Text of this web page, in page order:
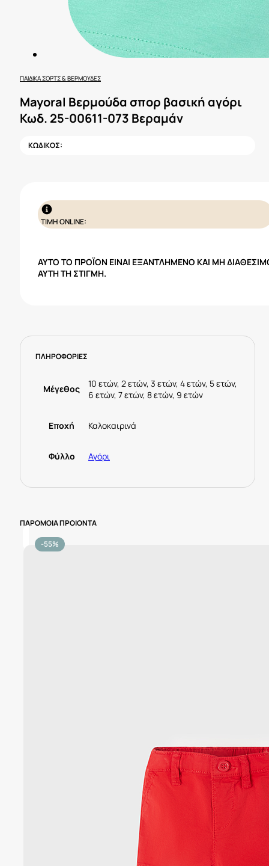
ΠΑΙΔΙΚΆ ΣΟΡΤΣ & ΒΕΡΜΟΎΔΕΣ
Mayoral Βερμούδα σπορ βασική αγόρι
Κωδ. 25-00611-073 Βεραμάν
ΚΩΔΙΚΟΣ:
ΤΙΜΗ ONLINE:
ΑΥΤΌ ΤΟ ΠΡΟΪΌΝ ΕΊΝΑΙ ΕΞΑΝΤΛΗΜΈΝΟ ΚΑΙ ΜΗ
ΑΥΤΉ ΤΗ ΣΤΙΓΜΉ.
ΠΛΗΡΟΦΟΡΙΕΣ
Μέγεθος
10 ετών, 2 ετών, 3 ετών, 4 ετών, 5 ετών,
6 ετών, 7 ετών, 8 ετών, 9 ετών
Εποχή Καλοκαιρινά
Φύλλο Αγόρι
ΠΑΡΟΜΟΙΑ ΠΡΟΙΟΝΤΑ
-55%